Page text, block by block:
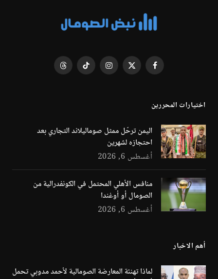
فيسبوك X
الانستغرامتيكتوك Threads
اختيارات المحررين
اليمن ترحّل ممثل صوماليلاند التجاري بعد
احتجازه لشهرين
أغسطس 6, 2026
منافس الأهلي المحتمل في الكونفدرالية من
الصومال أو أوغندا
أغسطس 6, 2026
أهم الاخبار
لماذا تهنئة المعارضة الصومالية لأحمد مدوبي تحمل